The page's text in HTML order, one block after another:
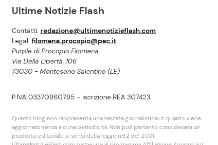
Ultime Notizie Flash
Contatti: redazione@ultimenotizieflash.com
Legal: filomena.procopio@pec.it
Purple di Procopio Filomena
Via Della Libertà, 106
73030 - Montesano Salentino (LE)
P.IVA 03370960795 - iscrizione REA 307423
Questo blog non rappresenta una testata giornalistica in quanto viene
aggiornato senza alcuna periodicità. Non puó pertanto considerarsi un
prodotto editoriale ai sensi della legge n.62 del 2001.